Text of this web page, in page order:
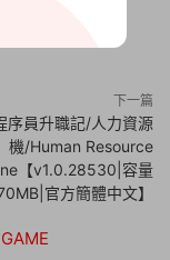
下一篇
序員升職記/人力資源
機/Human Resource
【v1.0.28530|容量
官方簡體中文】